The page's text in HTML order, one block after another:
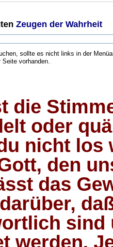
Zeugen der Wahrheit
sollte es nicht links in der
Seite vorhanden..
die
oder
nicht los
den
das
sind
werden.